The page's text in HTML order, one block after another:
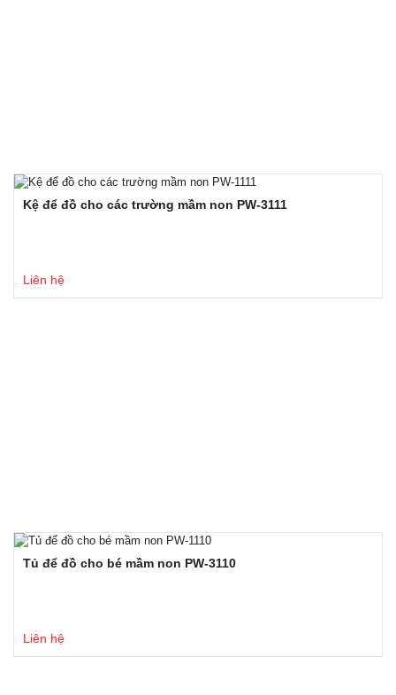
Kệ để đồ cho các trường mầm non PW-3111
Liên hệ
Tủ để đồ cho bé mầm non PW-3110
Liên hệ